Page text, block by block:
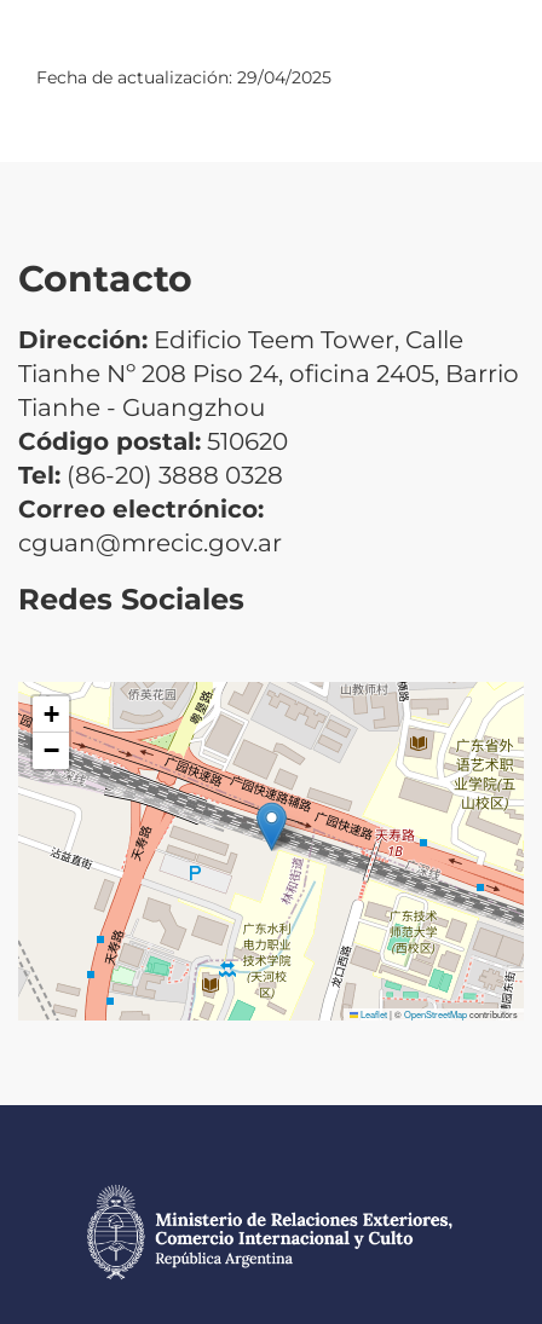
Fecha de actualización: 29/04/2025
Contacto
Dirección: Edificio Teem Tower, Calle
Tianhe Nº 208 Piso 24, oficina 2405, Barrio
Tianhe - Guangzhou
Código postal: 510620
Tel: (86-20) 3888 0328
Correo electrónico:
cguan@mrecic.gov.ar
Redes Sociales
+
−
Leaflet|©OpenStreetMapcontributors